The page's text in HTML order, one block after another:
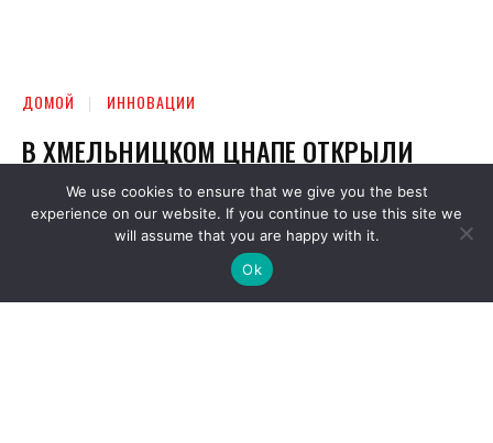
We use cookies to ensure that we give you the best
experience on our website. If you continue to use this site we
will assume that you are happy with it.
Ok